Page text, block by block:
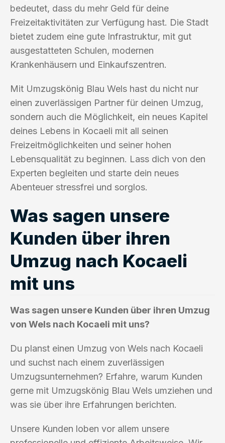
bedeutet, dass du mehr Geld für deine
Freizeitaktivitäten zur Verfügung hast. Die Stadt
bietet zudem eine gute Infrastruktur, mit gut
ausgestatteten Schulen, modernen
Krankenhäusern und Einkaufszentren.
Mit Umzugskönig Blau Wels hast du nicht nur
einen zuverlässigen Partner für deinen Umzug,
sondern auch die Möglichkeit, ein neues Kapitel
deines Lebens in Kocaeli mit all seinen
Freizeitmöglichkeiten und seiner hohen
Lebensqualität zu beginnen. Lass dich von den
Experten begleiten und starte dein neues
Abenteuer stressfrei und sorglos.
Was sagen unsere
Kunden über ihren
Umzug nach Kocaeli
mit uns
Was sagen unsere Kunden über ihren Umzug
von Wels nach Kocaeli mit uns?
Du planst einen Umzug von Wels nach Kocaeli
und suchst nach einem zuverlässigen
Umzugsunternehmen? Erfahre, warum Kunden
gerne mit Umzugskönig Blau Wels umziehen und
was sie über ihre Erfahrungen berichten.
Unsere Kunden loben vor allem unsere